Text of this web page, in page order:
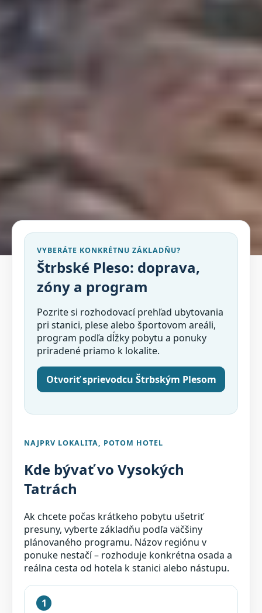
VYBERÁTE KONKRÉTNU ZÁKLADŇU?
Štrbské Pleso: doprava,
zóny a program
Pozrite si rozhodovací prehľad ubytovania
pri stanici, plese alebo športovom areáli,
program podľa dĺžky pobytu a ponuky
priradené priamo k lokalite.
Otvoriť sprievodcu Štrbským Plesom
NAJPRV LOKALITA, POTOM HOTEL
Kde bývať vo Vysokých
Tatrách
Ak chcete počas krátkeho pobytu ušetriť
presuny, vyberte základňu podľa väčšiny
plánovaného programu. Názov regiónu v
ponuke nestačí – rozhoduje konkrétna osada a
reálna cesta od hotela k stanici alebo nástupu.
1